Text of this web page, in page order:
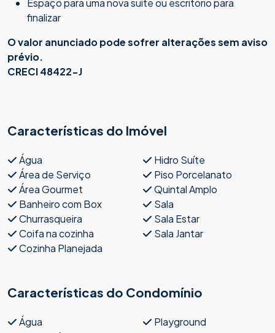
finalizar
O valor anunciado pode sofrer alterações sem aviso
prévio.
CRECI 48422-J
Características do Imóvel
Água
Área de Serviço
Área Gourmet
Banheiro com Box
Churrasqueira
Coifa na cozinha
Cozinha Planejada
Hidro Suíte
Piso Porcelanato
Quintal Amplo
Sala
Sala Estar
Sala Jantar
Características do Condomínio
Água
Playground